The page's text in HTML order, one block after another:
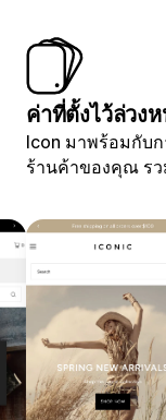
ค่าที่ตั้งไว้ล่วง
Icon มาพร้อมกับก
ร้านค้าของคุณ รว